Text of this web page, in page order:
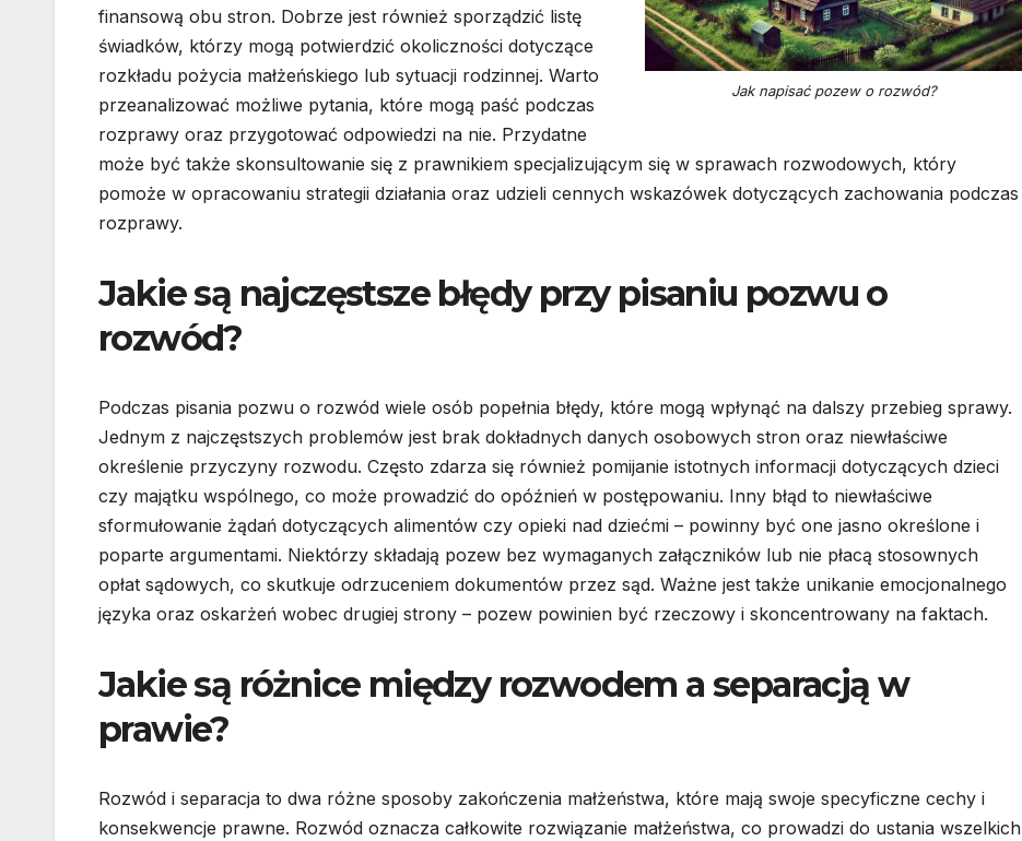
Jak napisać pozew o rozwód?
finansową obu stron. Dobrze jest również sporządzić listę
świadków, którzy mogą potwierdzić okoliczności dotyczące
rozkładu pożycia małżeńskiego lub sytuacji rodzinnej. Warto
przeanalizować możliwe pytania, które mogą paść podczas
rozprawy oraz przygotować odpowiedzi na nie. Przydatne
może być także skonsultowanie się z prawnikiem specjalizującym się w sprawach rozwodowych, który
pomoże w opracowaniu strategii działania oraz udzieli cennych wskazówek dotyczących zachowania podczas
rozprawy.
Jakie są najczęstsze błędy przy pisaniu pozwu o
rozwód?
Podczas pisania pozwu o rozwód wiele osób popełnia błędy, które mogą wpłynąć na dalszy przebieg sprawy.
Jednym z najczęstszych problemów jest brak dokładnych danych osobowych stron oraz niewłaściwe
określenie przyczyny rozwodu. Często zdarza się również pomijanie istotnych informacji dotyczących dzieci
czy majątku wspólnego, co może prowadzić do opóźnień w postępowaniu. Inny błąd to niewłaściwe
sformułowanie żądań dotyczących alimentów czy opieki nad dziećmi – powinny być one jasno określone i
poparte argumentami. Niektórzy składają pozew bez wymaganych załączników lub nie płacą stosownych
opłat sądowych, co skutkuje odrzuceniem dokumentów przez sąd. Ważne jest także unikanie emocjonalnego
języka oraz oskarżeń wobec drugiej strony – pozew powinien być rzeczowy i skoncentrowany na faktach.
Jakie są różnice między rozwodem a separacją w
prawie?
Rozwód i separacja to dwa różne sposoby zakończenia małżeństwa, które mają swoje specyficzne cechy i
konsekwencje prawne. Rozwód oznacza całkowite rozwiązanie małżeństwa, co prowadzi do ustania wszelkich